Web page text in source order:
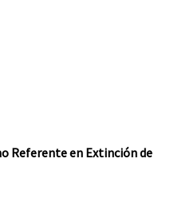
Referente en Extinción de